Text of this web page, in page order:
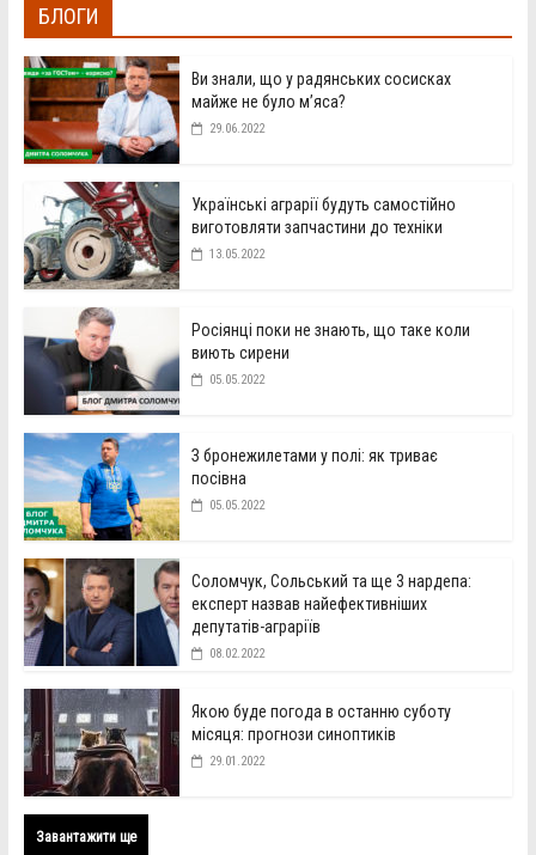
БЛОГИ
Ви знали, що у радянських сосисках
майже не було м’яса?
29.06.2022
Українські аграрії будуть самостійно
виготовляти запчастини до техніки
13.05.2022
Росіянці поки не знають, що таке коли
виють сирени
05.05.2022
З бронежилетами у полі: як триває
посівна
05.05.2022
Соломчук, Сольський та ще 3 нардепа:
експерт назвав найефективніших
депутатів-аграріїв
08.02.2022
Якою буде погода в останню суботу
місяця: прогнози синоптиків
29.01.2022
Завантажити ще